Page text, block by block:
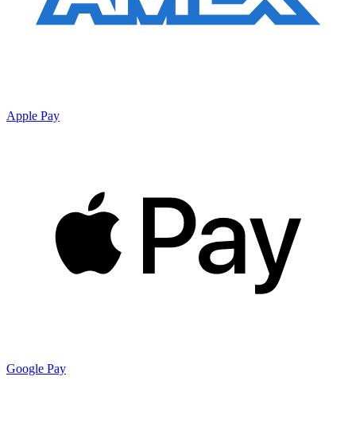
Apple Pay
Google Pay